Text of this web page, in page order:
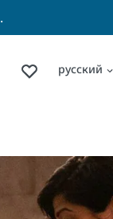
.
русский